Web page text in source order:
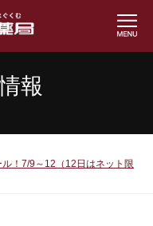
報
！7/9～12（12日はネット限